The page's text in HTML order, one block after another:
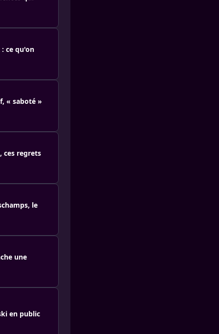
ce qu'on
« saboté »
ces regrets
le
une
en public